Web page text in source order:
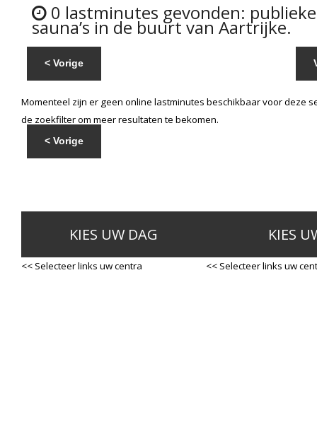
0 lastminutes gevonden: publieke
sauna’s in de buurt van Aartrijke.
< Vorige
Momenteel zijn er geen online lastminutes beschikbaar voor deze
de zoekfilter om meer resultaten te bekomen.
< Vorige
KIES UW DAG
<< Selecteer links uw centra
KIES
<< Selecteer links uw